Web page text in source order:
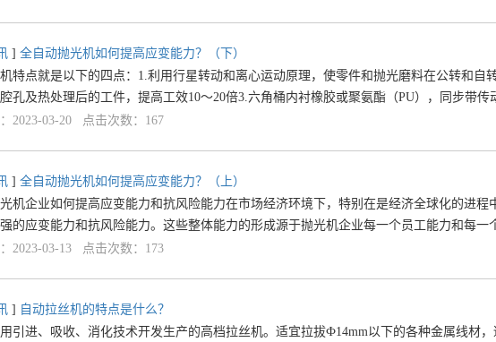
] 全自动抛光机如何提高应变能力？（下）
特点就是以下的四点：1.利用行星转动和离心运动原理，使零件和抛光磨料在公转和自
孔及热处理后的工件，提高工效10～20倍3.六角桶内衬橡胶或聚氨酯（PU），同步带传
2023-03-20 点击次数：167
] 全自动抛光机如何提高应变能力？（上）
机企业如何提高应变能力和抗风险能力在市场经济环境下，特别在是经济全球化的进
的应变能力和抗风险能力。这些整体能力的形成源于抛光机企业每一个员工能力和每一
2023-03-13 点击次数：173
] 自动拉丝机的特点是什么？
引进、吸收、消化技术开发生产的高档拉丝机。适宜拉拔Ф14mm以下的各种金属线材